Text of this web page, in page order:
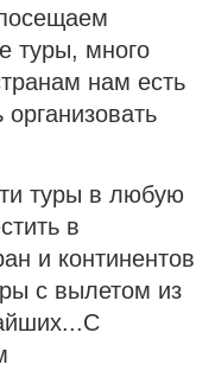
туры, много
нам есть
туры в любую
в
и континентов
с вылетом из